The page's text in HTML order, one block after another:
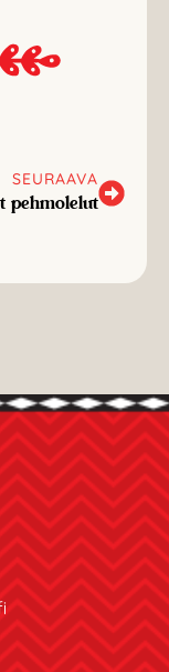
SEURAAVA
pehmolelut